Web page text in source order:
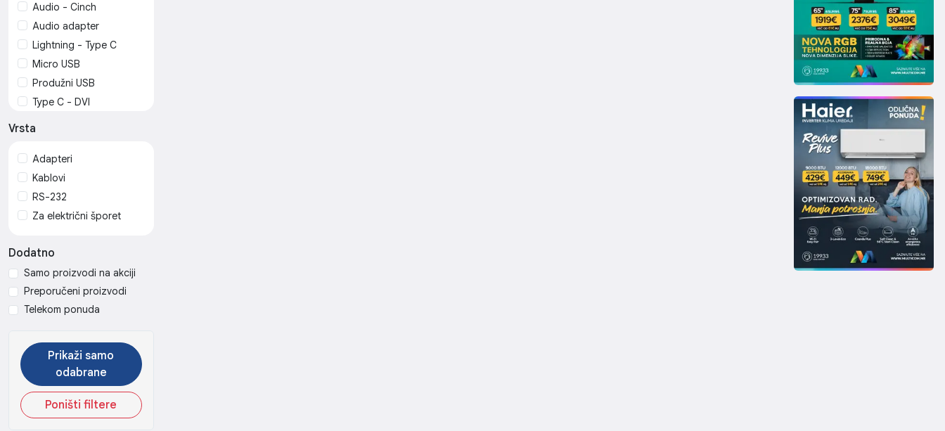
Usams
Vention
Xiaomi
Audio - Cinch
Audio adapter
Lightning - Type C
Micro USB
Produžni USB
Type C - DVI
štampače)
USB A
USB Mini-B
USB OTG
USB Type B (za eksterni
HDD)
x-pinski
Vrsta
Adapteri
Kablovi
RS-232
Za električni šporet
Dodatno
Samo proizvodi na akciji
Preporučeni proizvodi
Telekom ponuda
Prikaži samo
odabrane
Poništi filtere